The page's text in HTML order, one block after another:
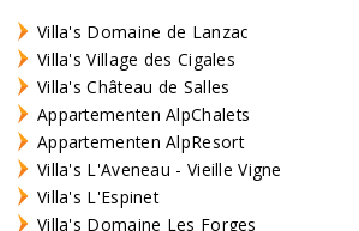
Villa's Domaine de Lanzac
Villa's Village des Cigales
Villa's Château de Salles
Appartementen AlpChalets
Appartementen AlpResort
Villa's L'Aveneau - Vieille Vigne
Villa's L'Espinet
Villa's Domaine Les Forges